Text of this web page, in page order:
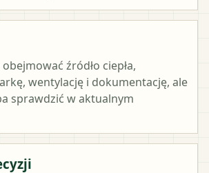
źródło ciepła,
wentylację i dokumentację, ale
sprawdzić w aktualnym